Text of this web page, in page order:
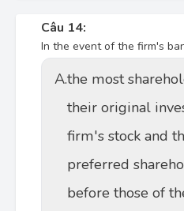
Câu 14:
In the event of the firm's
A.the most
their original
firm's stock and
preferred
before those of